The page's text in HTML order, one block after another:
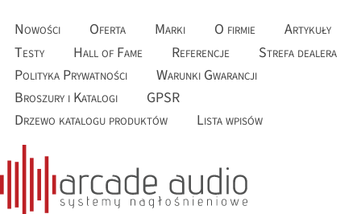
Nowości Oferta Marki O firmie
Artykuły
Testy
Hall of Fame Referencje
Strefa dealera
Polityka Prywatności
Warunki Gwarancji
Broszury i Katalogi
GPSR
Drzewo katalogu produktów
Lista wpisów